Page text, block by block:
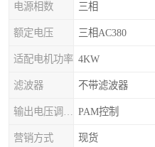
电源相数 三相
额定电压 三相AC380
适配电机功率 4KW
滤波器 不带滤波器
PAM控制
营销方式 现货